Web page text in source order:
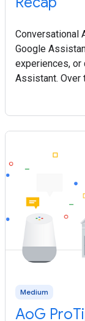
Conversational
Google
experiences,
Assistant. Over
Medium
AoG